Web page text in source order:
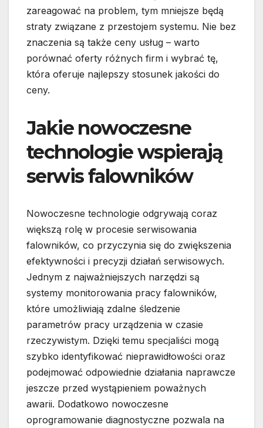
zareagować na problem, tym mniejsze będą
straty związane z przestojem systemu. Nie bez
znaczenia są także ceny usług – warto
porównać oferty różnych firm i wybrać tę,
która oferuje najlepszy stosunek jakości do
ceny.
Jakie nowoczesne
technologie wspierają
serwis falowników
Nowoczesne technologie odgrywają coraz
większą rolę w procesie serwisowania
falowników, co przyczynia się do zwiększenia
efektywności i precyzji działań serwisowych.
Jednym z najważniejszych narzędzi są
systemy monitorowania pracy falowników,
które umożliwiają zdalne śledzenie
parametrów pracy urządzenia w czasie
rzeczywistym. Dzięki temu specjaliści mogą
szybko identyfikować nieprawidłowości oraz
podejmować odpowiednie działania naprawcze
jeszcze przed wystąpieniem poważnych
awarii. Dodatkowo nowoczesne
oprogramowanie diagnostyczne pozwala na